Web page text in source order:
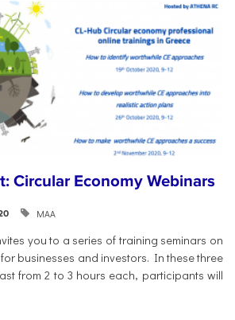
Circular Economy Webinars
ΜΑΑ
you to a series of training seminars on
businesses and investors. In these three
from 2 to 3 hours each, participants will